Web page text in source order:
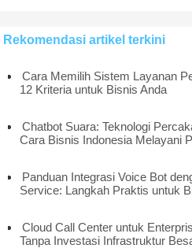
Rekomendasi artikel terkini
Cara Memilih Sistem Layanan
12 Kriteria untuk Bisnis Anda
Chatbot Suara: Teknologi
Cara Bisnis Indonesia Melayani
Panduan Integrasi Voice Bot
Service: Langkah Praktis untuk
Cloud Call Center untuk
Tanpa Investasi Infrastruktur